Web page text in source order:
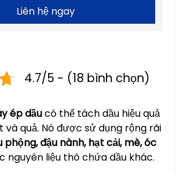
Liên hệ ngay
4.7/5 - (18 bình chọn)
ép dầucó thể tách dầu hiệu quả
và quả. Nó được sử dụng rộng rãi
phộng, đậu nành, hạt cải, mè, óc
nguyên liệu thô chứa dầu khác.